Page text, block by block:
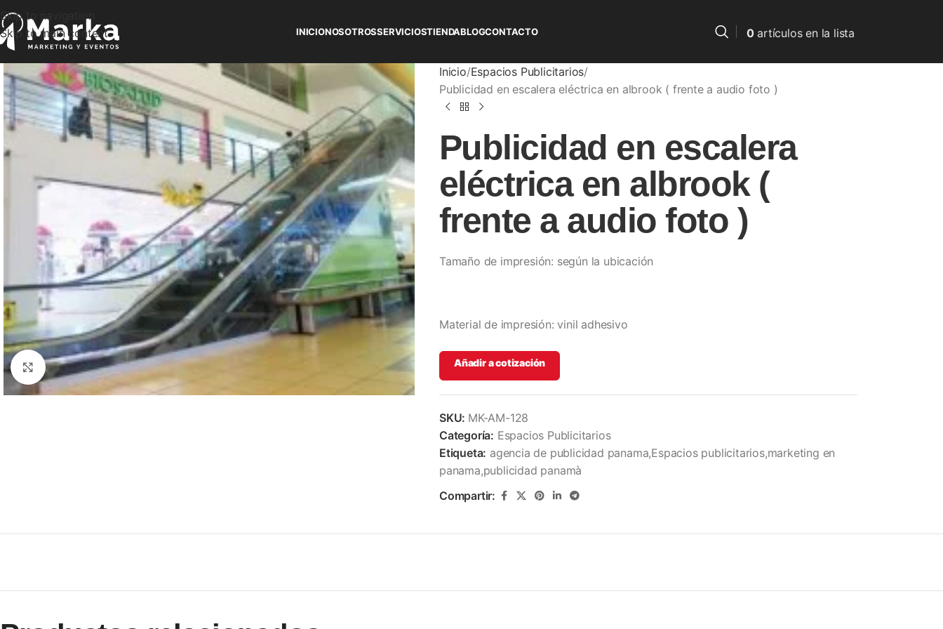
Skip to navigation
Skip to main content
INICIONOSOTROSSERVICIOSTIENDABLOGCONTACTO 0artículosen la lista
Clic para ampliar
Inicio Espacios Publicitarios
Publicidad en escalera eléctrica en albrook ( frente a audio foto )
Publicidad en escalera
eléctrica en albrook (
frente a audio foto )
Tamaño de impresión: según la ubicación
Material de impresión: vinil adhesivo
Añadir a cotización
SKU: MK-AM-128
Categoría: Espacios Publicitarios
Etiqueta: agencia de publicidad panama,Espacios publicitarios,marketing en
panama,publicidad panamà
Compartir: